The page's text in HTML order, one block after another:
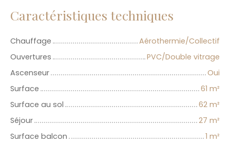
Caractéristiques techniques
Chauffage
Aérothermie/Collectif
Ouvertures
PVC/Double vitrage
Ascenseur
Oui
Surface
61 m²
Surface au sol
62 m²
Séjour
27 m²
Surface balcon
1 m²